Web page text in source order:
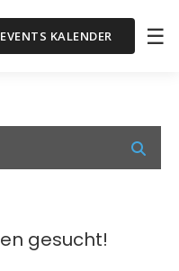
EVENTS KALENDER ☰
gesucht!